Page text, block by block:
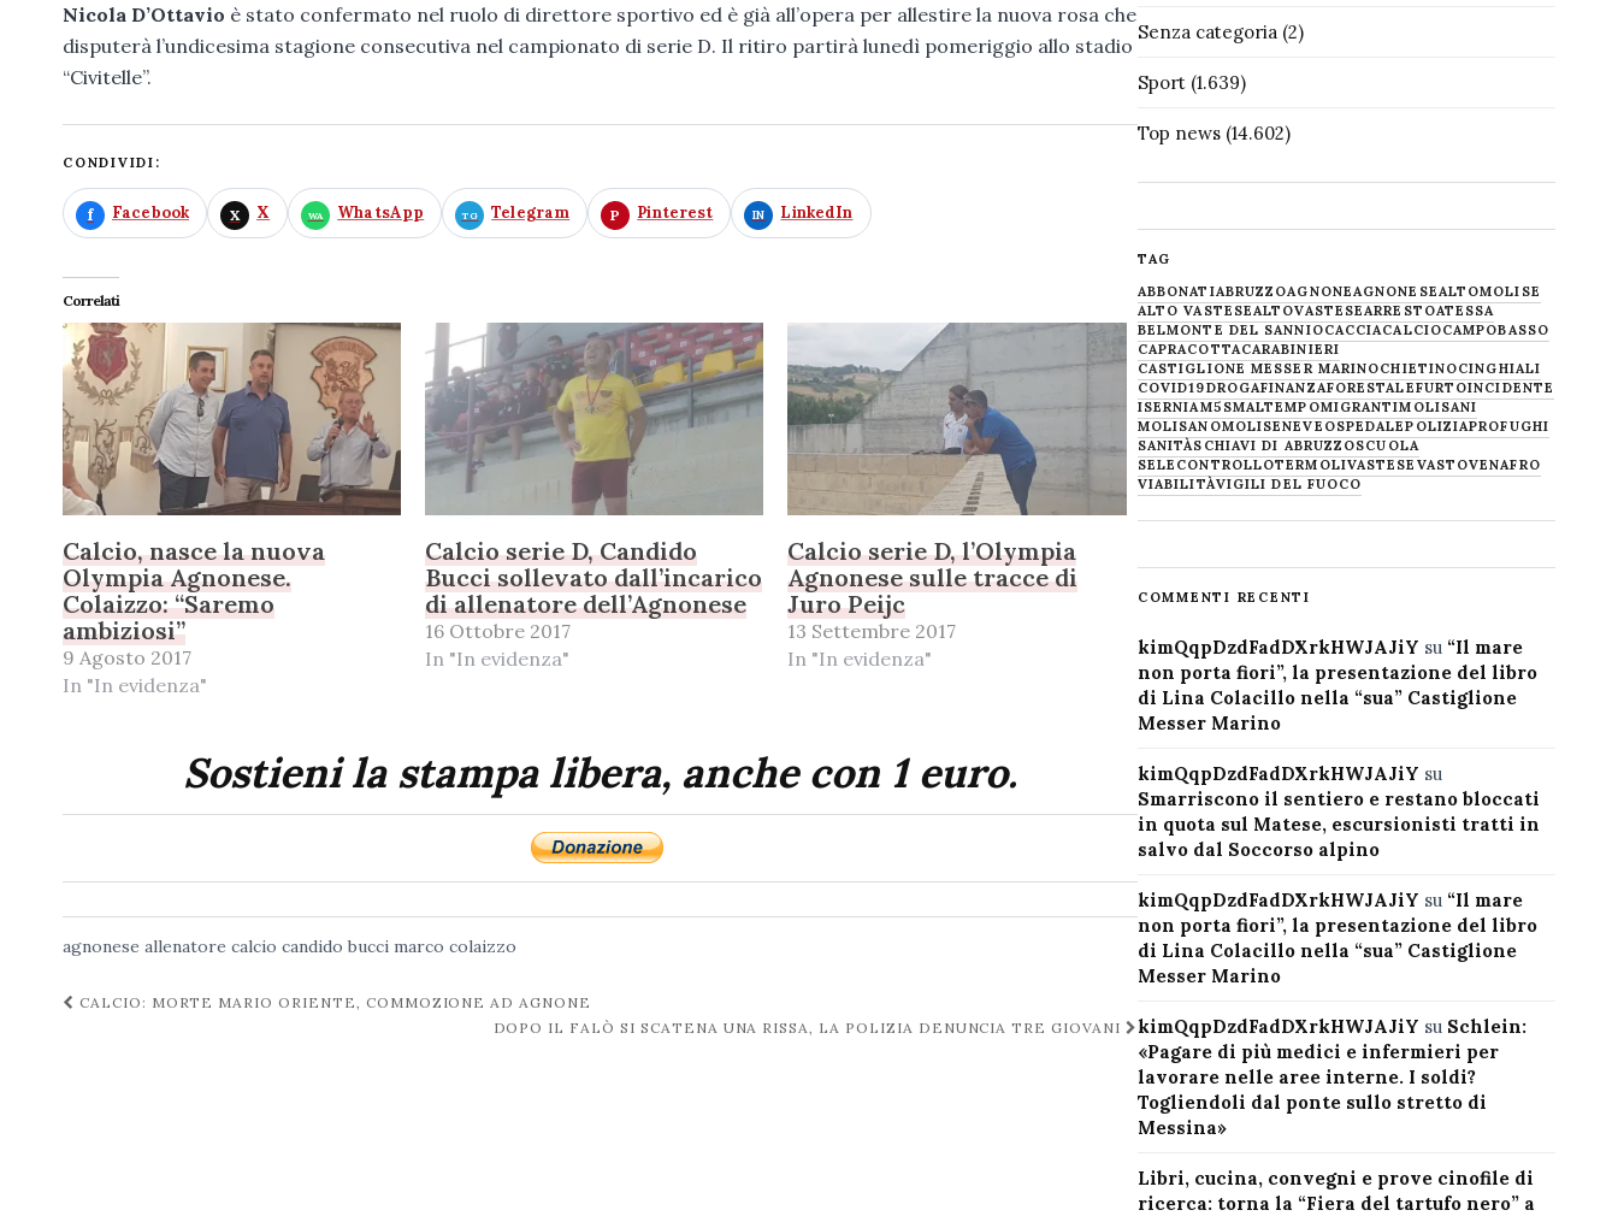
Nicola D’Ottavio è stato confermato nel ruolo di direttore sportivo ed è già all’opera per allestire la nuova rosa che
disputerà l’undicesima stagione consecutiva nel campionato di serie D. Il ritiro partirà lunedì pomeriggio allo stadio
“Civitelle”.
CONDIVIDI:
Facebook X WhatsApp Telegram Pinterest LinkedIn
Correlati
Calcio, nasce la nuova
Olympia Agnonese.
Colaizzo: “Saremo
ambiziosi”
9 Agosto 2017
In "In evidenza"
Calcio serie D, Candido
Bucci sollevato dall’incarico
di allenatore dell’Agnonese
16 Ottobre 2017
In "In evidenza"
Calcio serie D, l’Olympia
Agnonese sulle tracce di
Juro Peijc
13 Settembre 2017
In "In evidenza"
Sostieni la stampa libera, anche con 1 euro.
agnonese allenatore calcio candido bucci marco colaizzo
Navigazione
CALCIO: MORTE MARIO ORIENTE, COMMOZIONE AD AGNONE
DOPO IL FALÒ SI SCATENA UNA RISSA, LA POLIZIA DENUNCIA TRE GIOVANI
Senza categoria(2)
Sport(1.639)
Top news(14.602)
TAG
ABBONATIABRUZZOAGNONEAGNONESEALTOMOLISE
ALTO VASTESEALTOVASTESEARRESTOATESSA
BELMONTE DEL SANNIOCACCIACALCIOCAMPOBASSO
CAPRACOTTACARABINIERI
CASTIGLIONE MESSER MARINOCHIETINOCINGHIALI
COVID19DROGAFINANZAFORESTALEFURTOINCIDENTE
ISERNIAM5SMALTEMPOMIGRANTIMOLISANI
MOLISANOMOLISENEVE OSPEDALEPOLIZIAPROFUGHI
SANITÀSCHIAVI DI ABRUZZOSCUOLA
SELECONTROLLOTERMOLIVASTESE VASTOVENAFRO
VIABILITÀVIGILI DEL FUOCO
COMMENTI RECENTI
kimQqpDzdFadDXrkHWJAJiY su “Il mare
non porta fiori”, la presentazione del libro
di Lina Colacillo nella “sua” Castiglione
Messer Marino
kimQqpDzdFadDXrkHWJAJiY su
Smarriscono il sentiero e restano bloccati
in quota sul Matese, escursionisti tratti in
salvo dal Soccorso alpino
kimQqpDzdFadDXrkHWJAJiY su “Il mare
non porta fiori”, la presentazione del libro
di Lina Colacillo nella “sua” Castiglione
Messer Marino
kimQqpDzdFadDXrkHWJAJiY su Schlein:
«Pagare di più medici e infermieri per
lavorare nelle aree interne. I soldi?
Togliendoli dal ponte sullo stretto di
Messina»
Libri, cucina, convegni e prove cinofile di
ricerca: torna la “Fiera del tartufo nero” a